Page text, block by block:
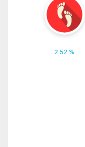
2.52 %